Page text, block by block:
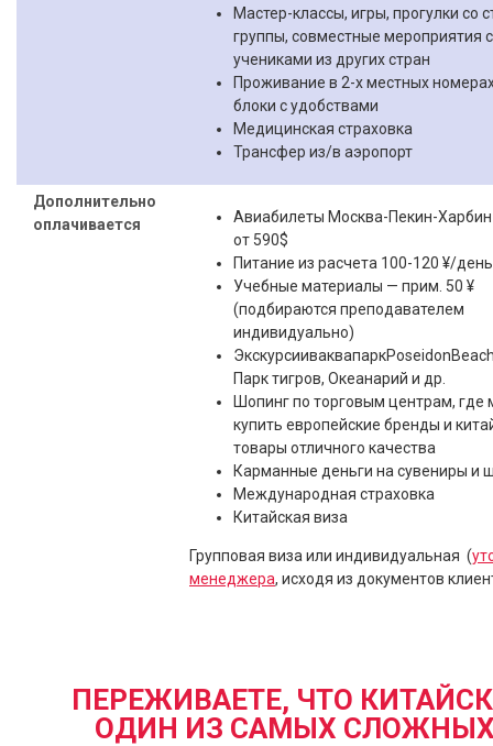
Мастер-классы, игры, прогулки со
группы, совместные мероприятия с
учениками из других стран
Проживание в 2-х местных
блоки с удобствами
Медицинская страховка
Трансфер из/в аэропорт
Дополнительно
оплачивается
Авиабилеты Москва-Пекин-
от 590$
Питание из расчета 100-120 ¥/день
Учебные материалы — прим. 50 ¥
(подбираются преподавателем
индивидуально)
Парк тигров, Океанарий и др.
Шопинг по торговым центрам, где
купить европейские бренды и
товары отличного качества
Карманные деньги на сувениры и
Международная страховка
Китайская виза
Групповая виза или индивидуальная (
менеджера, исходя из документов
ПЕРЕЖИВАЕТЕ, ЧТО
ОДИН ИЗ САМЫХ